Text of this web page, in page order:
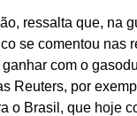
ressalta que, na
se comentou nas
com o
Reuters, por
o Brasil, que hoje